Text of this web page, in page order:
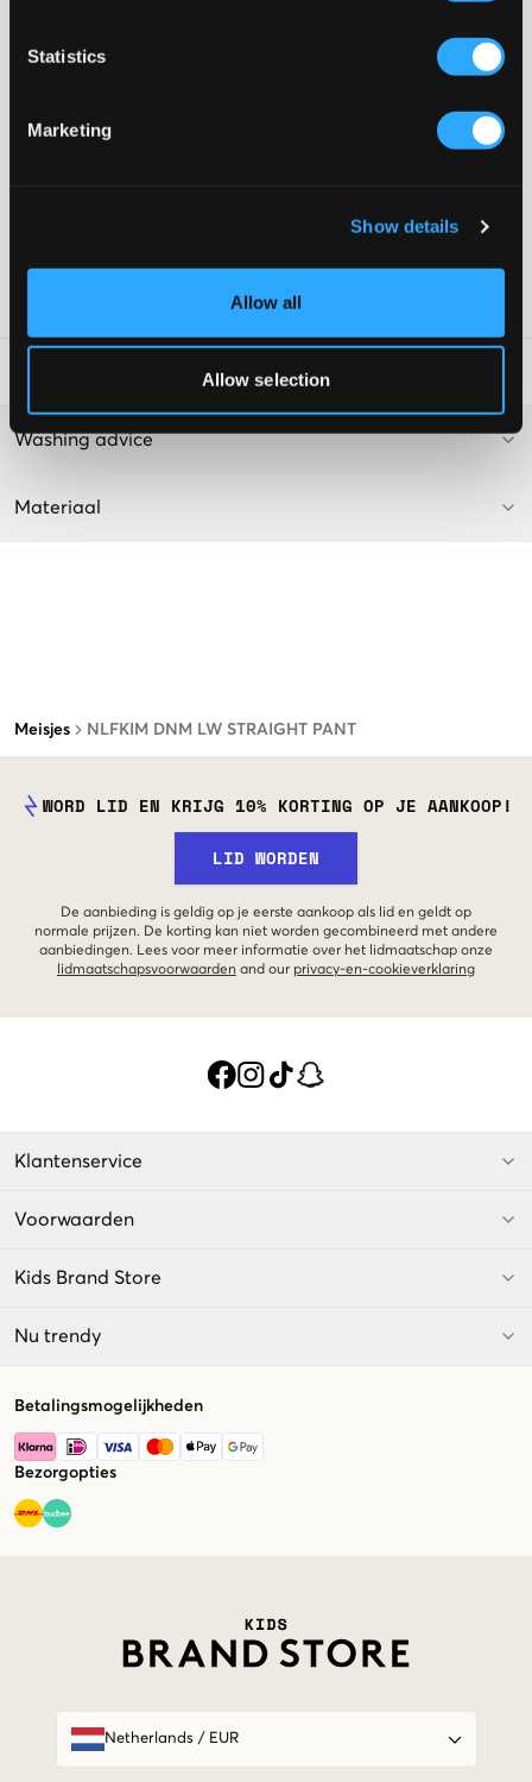
Statistics
Marketing
Show details
Allow all
Allow selection
Meisjes NLFKIM DNM LW STRAIGHT PANT
biedt ruimte om de jeans te dragen over verschillende soorten
schoenen, van slippers tot laarzen. Deze jeans kan gemakkelijk
Jeans
Washing advice
Materiaal
WORD LID EN KRIJG 10% KORTING OP JE AANKOOP!
LID WORDEN
De aanbieding is geldig op je eerste aankoop als lid en geldt op
normale prijzen. De korting kan niet worden gecombineerd met andere
aanbiedingen. Lees voor meer informatie over het lidmaatschap onze
lidmaatschapsvoorwaarden and our privacy-en-cookieverklaring
Klantenservice
Voorwaarden
Kids Brand Store
Nu trendy
Betalingsmogelijkheden
Bezorgopties
Netherlands/ EUR